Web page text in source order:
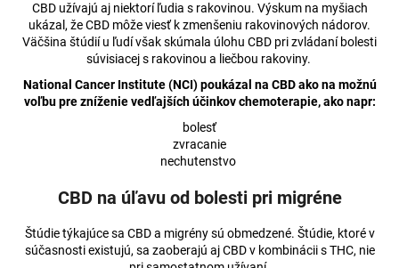
CBD užívajú aj niektorí ľudia s rakovinou. Výskum na myšiach
ukázal, že CBD môže viesť k zmenšeniu rakovinových nádorov.
Väčšina štúdií u ľudí však skúmala úlohu CBD pri zvládaní bolesti
súvisiacej s rakovinou a liečbou rakoviny.
National Cancer Institute (NCI) poukázal na CBD ako na možnú
voľbu pre zníženie vedľajších účinkov chemoterapie, ako napr:
bolesť
zvracanie
nechutenstvo
CBD na úľavu od bolesti pri migréne
Štúdie týkajúce sa CBD a migrény sú obmedzené. Štúdie, ktoré v
súčasnosti existujú, sa zaoberajú aj CBD v kombinácii s THC, nie